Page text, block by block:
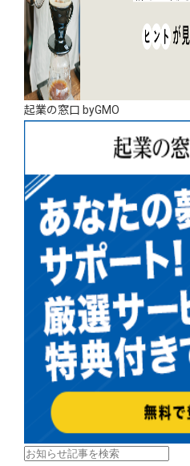
起業の窓口 byGMO